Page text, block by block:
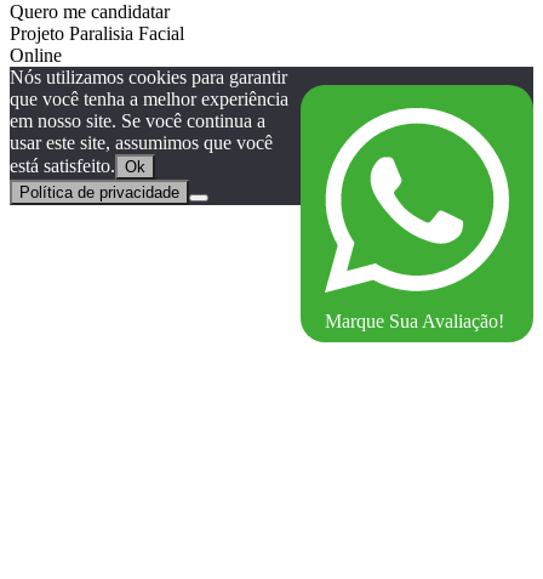
Quero me candidatar
Projeto Paralisia Facial
Online
Marque Sua Avaliação!
Nós utilizamos cookies para garantir
que você tenha a melhor experiência
em nosso site. Se você continua a
usar este site, assumimos que você
está satisfeito. Ok
Política de privacidade